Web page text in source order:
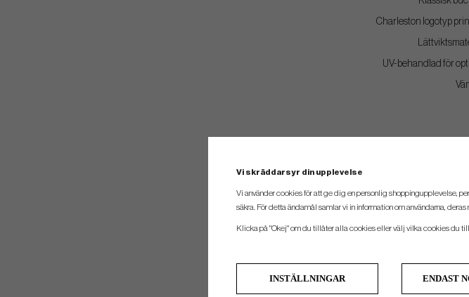
Charleston logotyp
UV-behandlad för
Vi skräddarsyr din upplevelse
Vi använder cookies för att ge dig en personlig shoppingupplevelse,
säkra. För detta ändamål samlar vi in information om användarna, deras
Klicka på "Okej" om du tillåter alla cookies eller välj vilka cookies du
INSTÄLLNINGAR ENDAST